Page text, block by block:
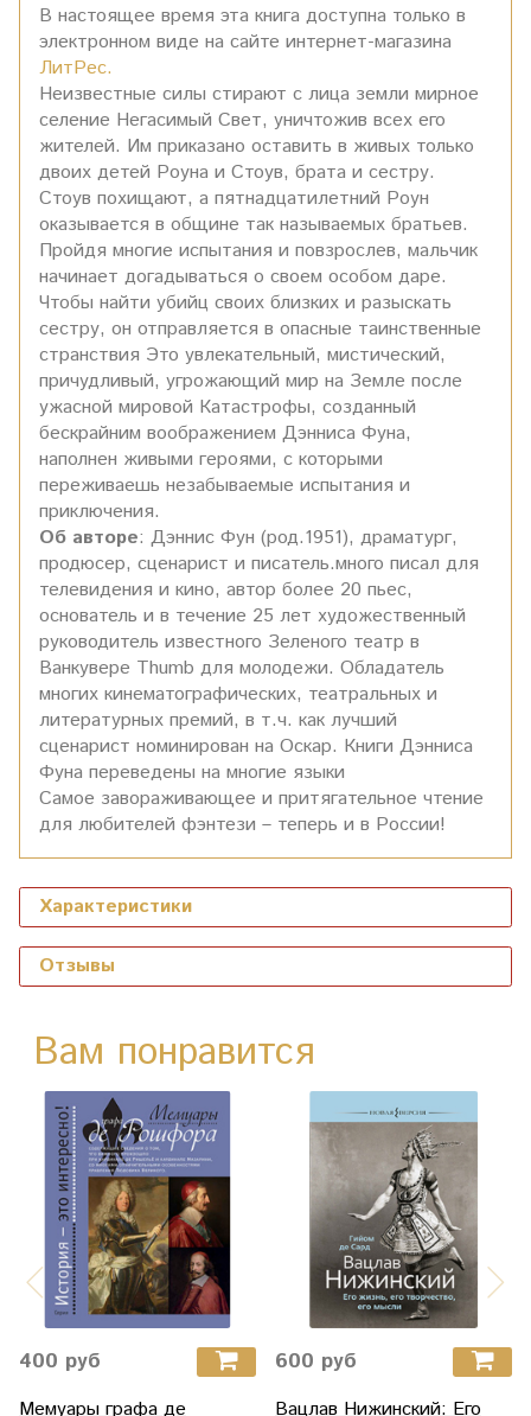
В настоящее время эта книга доступна только в
электронном виде на сайте интернет-магазина
ЛитРес.
Неизвестные силы стирают с лица земли мирное
селение Негасимый Свет, уничтожив всех его
жителей. Им приказано оставить в живых только
двоих детей Роуна и Стоув, брата и сестру.
Стоув похищают, а пятнадцатилетний Роун
оказывается в общине так называемых братьев.
Пройдя многие испытания и повзрослев, мальчик
начинает догадываться о своем особом даре.
Чтобы найти убийц своих близких и разыскать
сестру, он отправляется в опасные таинственные
странствия Это увлекательный, мистический,
причудливый, угрожающий мир на Земле после
ужасной мировой Катастрофы, созданный
бескрайним воображением Дэнниса Фуна,
наполнен живыми героями, с которыми
переживаешь незабываемые испытания и
приключения.
Об авторе: Дэннис Фун (род.1951), драматург,
продюсер, сценарист и писатель.много писал для
телевидения и кино, автор более 20 пьес,
основатель и в течение 25 лет художественный
руководитель известного Зеленого театр в
Ванкувере Thumb для молодежи. Обладатель
многих кинематографических, театральных и
литературных премий, в т.ч. как лучший
сценарист номинирован на Оскар. Книги Дэнниса
Фуна переведены на многие языки
Самое завораживающее и притягательное чтение
для любителей фэнтези – теперь и в России!
Характеристики
Отзывы
Вам понравится
400 руб
Мемуары графа де
600 руб
Вацлав Нижинский: Его